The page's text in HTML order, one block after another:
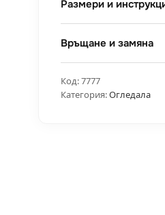
Размери и
Връщане и замяна
Код:7777
Категория:Огледала